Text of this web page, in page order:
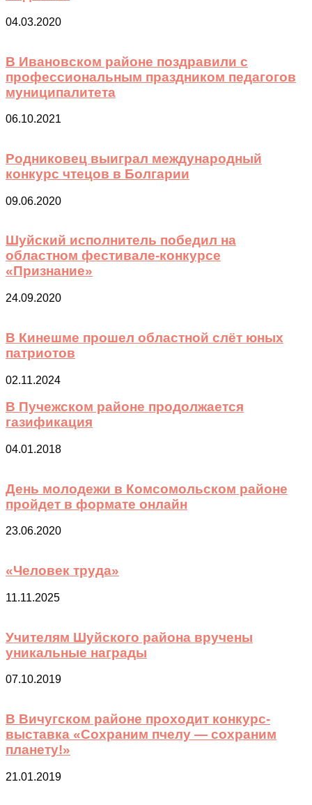
04.03.2020
В Ивановском районе поздравили с
профессиональным праздником педагогов
муниципалитета
06.10.2021
Родниковец выиграл международный
конкурс чтецов в Болгарии
09.06.2020
Шуйский исполнитель победил на
областном фестивале-конкурсе
«Признание»
24.09.2020
В Кинешме прошел областной слёт юных
патриотов
02.11.2024
В Пучежском районе продолжается
газификация
04.01.2018
День молодежи в Комсомольском районе
пройдет в формате онлайн
23.06.2020
«Человек труда»
11.11.2025
Учителям Шуйского района вручены
уникальные награды
07.10.2019
В Вичугском районе проходит конкурс-
выставка «Сохраним пчелу — сохраним
планету!»
21.01.2019